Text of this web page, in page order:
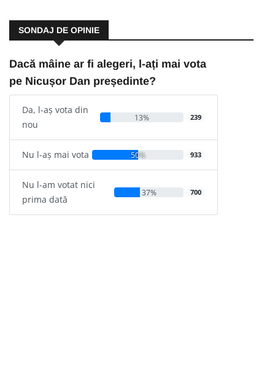
SONDAJ DE OPINIE
Dacă mâine ar fi alegeri, l-ați mai vota
pe Nicușor Dan președinte?
Da, l-aș vota din
nou
13% 239
Nu l-aș mai vota 50% 933
Nu l-am votat nici
prima dată
37% 700